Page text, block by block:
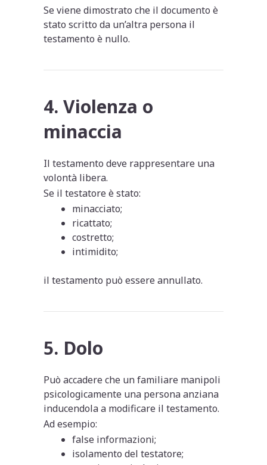
Se viene dimostrato che il documento è
stato scritto da un’altra persona il
testamento è nullo.
4. Violenza o
minaccia
Il testamento deve rappresentare una
volontà libera.
Se il testatore è stato:
minacciato;
ricattato;
costretto;
intimidito;
il testamento può essere annullato.
5. Dolo
Può accadere che un familiare manipoli
psicologicamente una persona anziana
inducendola a modificare il testamento.
Ad esempio:
false informazioni;
isolamento del testatore;